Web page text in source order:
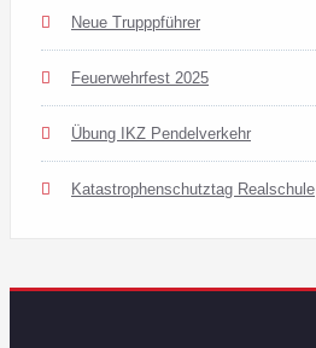
Neue Trupppführer
Feuerwehrfest 2025
Übung IKZ Pendelverkehr
Katastrophenschutztag Realschule